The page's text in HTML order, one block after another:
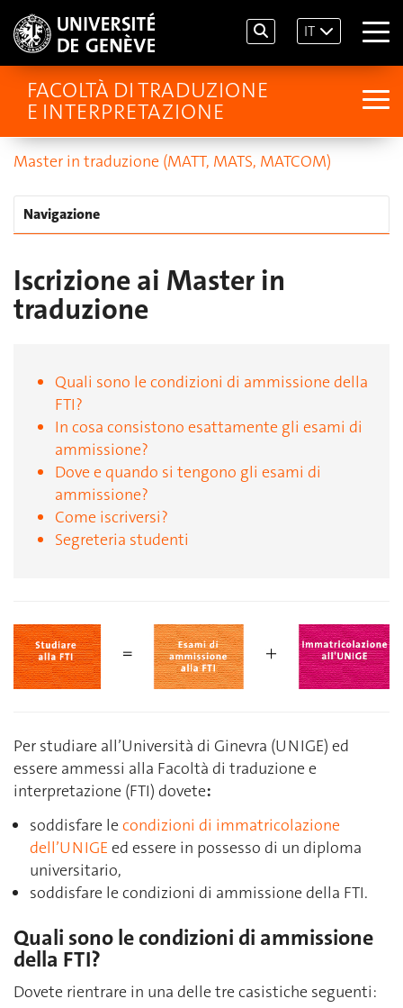
IT
FACOLTÀ DI TRADUZIONE
E INTERPRETAZIONE
Master in traduzione (MATT, MATS, MATCOM)
Navigazione
Iscrizione ai Master in
traduzione
Quali sono le condizioni di ammissione della
FTI?
In cosa consistono esattamente gli esami di
ammissione?
Dove e quando si tengono gli esami di
ammissione?
Come iscriversi?
Segreteria studenti
Per studiare all’Università di Ginevra (UNIGE) ed
essere ammessi alla Facoltà di traduzione e
interpretazione (FTI) dovete:
soddisfare lecondizioni di immatricolazione
dell’UNIGE ed essere in possesso di un diploma
universitario,
soddisfare le condizioni di ammissione della FTI.
Quali sono le condizioni di ammissione
della FTI?
Dovete rientrare in una delle tre casistiche seguenti: